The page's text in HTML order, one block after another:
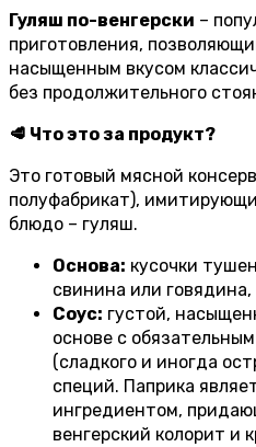
Гуляш по-венгерски –
приготовления,
насыщенным вкусом
без продолжительного
🥩 Что это за продукт?
Это готовый мясной
полуфабрикат),
блюдо – гуляш.
Основа: кусочки
свинина или говядина,
Соус: густой,
основе с
(сладкого и иногда
специй. Паприка
ингредиентом,
венгерский колорит и